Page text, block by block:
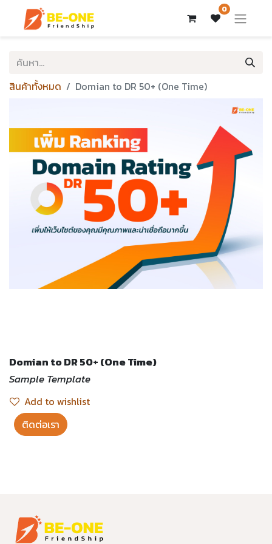
0
สินค้าทั้งหมด Domian to DR 50+ (One Time)
Domian to DR 50+ (One Time)
Sample Template
Add to wishlist
ติดต่อเรา